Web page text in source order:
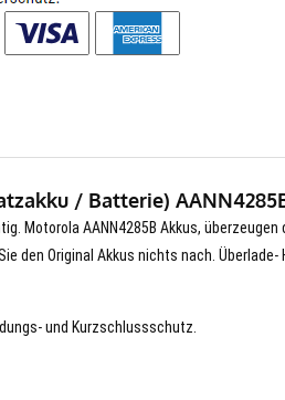
/ Batterie)
Motorola AANN4285B Akkus, überzeugen
den Original Akkus nichts nach. Überlade-
und Kurzschlussschutz.